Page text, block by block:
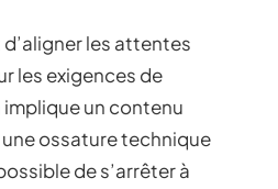
d’aligner les attentes
les exigences de
implique un contenu
ossature technique
de s’arrêter à